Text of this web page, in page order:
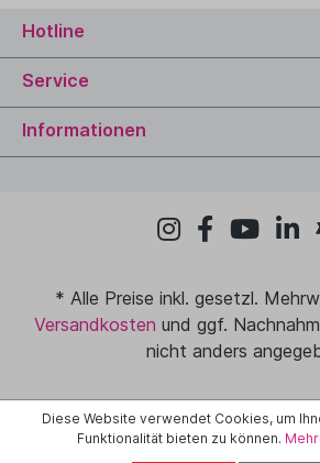
Hotline
Service
Informationen
* Alle Preise inkl. gesetzl.
Versandkosten und ggf.
nicht anders
Diese Website verwendet Cookies, um
Funktionalität bieten zu können.